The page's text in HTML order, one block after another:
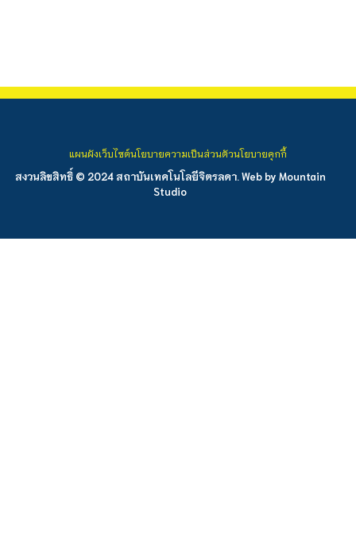
สงวนลิขสิทธิ์ © 2024 สถาบันเทคโนโลยีจิตรลดา. Web by Mountain
Studio
แผนผังเว็บไซต์นโยบายความเป็นส่วนตัวนโยบายคุกกี้